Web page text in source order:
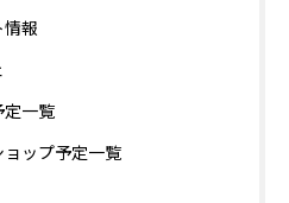
報
一覧
ョップ予定一覧